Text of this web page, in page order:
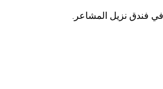
في فندق نزيل المشاعر.